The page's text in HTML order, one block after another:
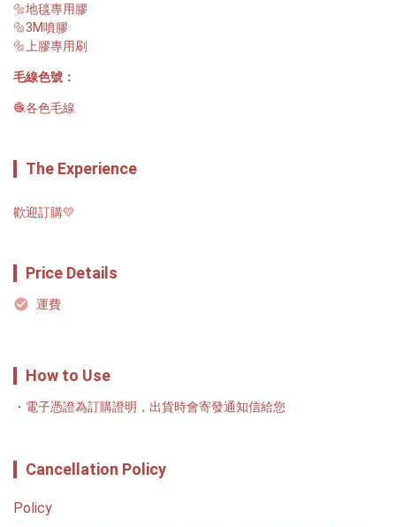
🔩地毯專用膠
🔩3M噴膠
🔩上膠專用刷
毛線色號：
🧶各色毛線
The Experience
歡迎訂購💛
Price Details
運費
How to Use
電子憑證為訂購證明，出貨時會寄發通知信給您
Cancellation Policy
Policy